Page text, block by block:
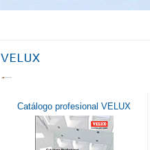
VELUX
Catálogo profesional VELUX
Recuérdeme
Email Address:*
Confirm email Address: